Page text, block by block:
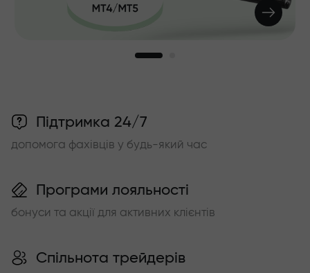
Підтримка 24/7
допомога фахівців у будь-який час
Програми лояльності
бонуси та акції для активних клієнтів
Спільнота трейдерів